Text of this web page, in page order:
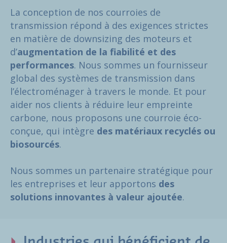
La conception de nos courroies de
transmission répond à des exigences strictes
en matière de downsizing des moteurs et
d’augmentation de la fiabilité et des
performances. Nous sommes un fournisseur
global des systèmes de transmission dans
l’électroménager à travers le monde. Et pour
aider nos clients à réduire leur empreinte
carbone, nous proposons une courroie éco-
conçue, qui intègre des matériaux recyclés ou
biosourcés.
Nous sommes un partenaire stratégique pour
les entreprises et leur apportons des
solutions innovantes à valeur ajoutée.